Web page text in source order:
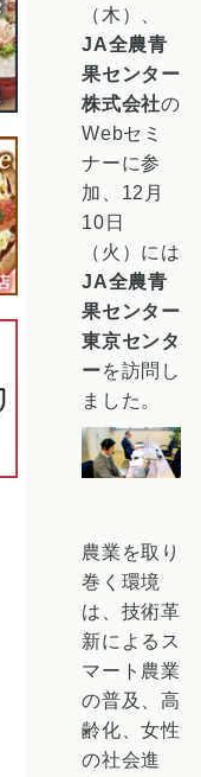
（木）、
JA全農青
果センター
株式会社の
Webセミ
ナーに参
加、12月
10日
（火）には
JA全農青
果センター
東京センタ
ーを訪問し
ました。
農業を取り
巻く環境
は、技術革
新による ス
マート農業
の普及、高
齢化、女性
の社会進